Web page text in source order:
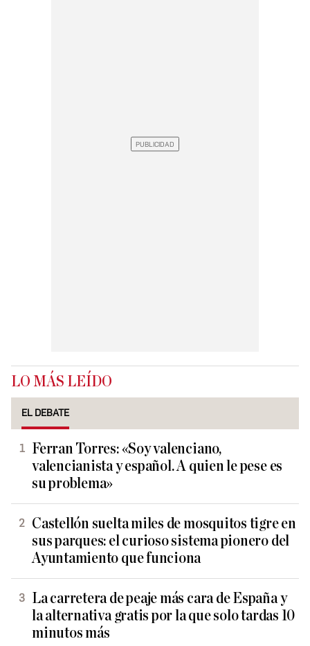
LO MÁS LEÍDO
EL DEBATE
Ferran Torres: «Soy valenciano,
valencianista y español. A quien le pese es
su problema»
Castellón suelta miles de mosquitos tigre en
sus parques: el curioso sistema pionero del
Ayuntamiento que funciona
La carretera de peaje más cara de España y
la alternativa gratis por la que solo tardas 10
minutos más